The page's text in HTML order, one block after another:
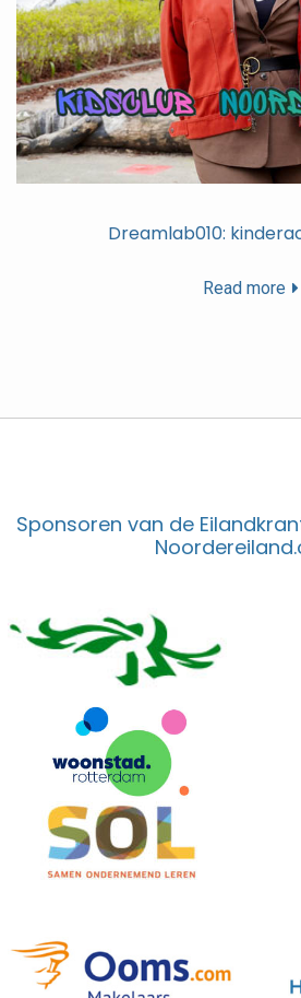
Dreamlab010:
Read more
Sponsoren van de